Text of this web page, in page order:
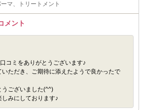
マ、トリートメント
メント
コミをありがとうございます♪
ただき、ご期待に添えたようで良かったで
うございました(^^)
みにしております♪